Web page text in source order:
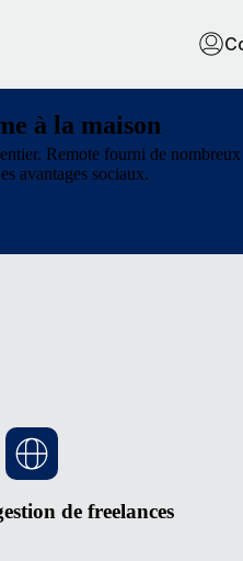
à la maison
Remote fourni de
avantages sociaux.
de freelances